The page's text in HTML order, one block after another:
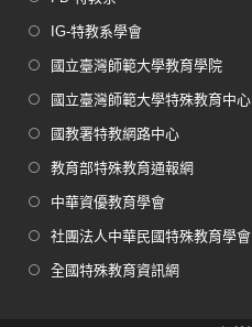
IG-特教系學會
國立臺灣師範大學教育學院
國立臺灣師範大學特殊教育中心
國教署特教網路中心
教育部特殊教育通報網
中華資優教育學會
社團法人中華民國特殊教育學會
全國特殊教育資訊網